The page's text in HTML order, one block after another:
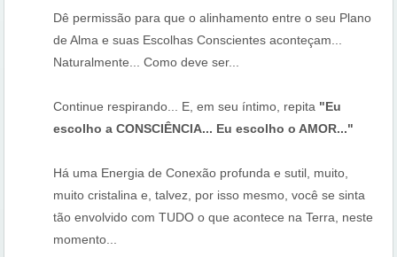
Dê permissão para que o alinhamento entre o seu Plano
de Alma e suas Escolhas Conscientes aconteçam...
Naturalmente... Como deve ser...
Continue respirando... E, em seu íntimo, repita "Eu
escolho a CONSCIÊNCIA... Eu escolho o AMOR..."
Há uma Energia de Conexão profunda e sutil, muito,
muito cristalina e, talvez, por isso mesmo, você se sinta
tão envolvido com TUDO o que acontece na Terra, neste
momento...